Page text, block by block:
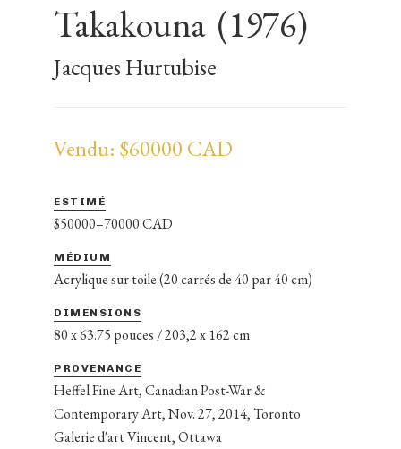
Takakouna (1976)
Jacques Hurtubise
Vendu: $60000 CAD
ESTIMÉ
$50000–70000 CAD
MÉDIUM
Acrylique sur toile (20 carrés de 40 par 40 cm)
DIMENSIONS
80 x 63.75 pouces / 203,2 x 162 cm
PROVENANCE
Heffel Fine Art, Canadian Post-War &
Contemporary Art, Nov. 27, 2014, Toronto
Galerie d'art Vincent, Ottawa